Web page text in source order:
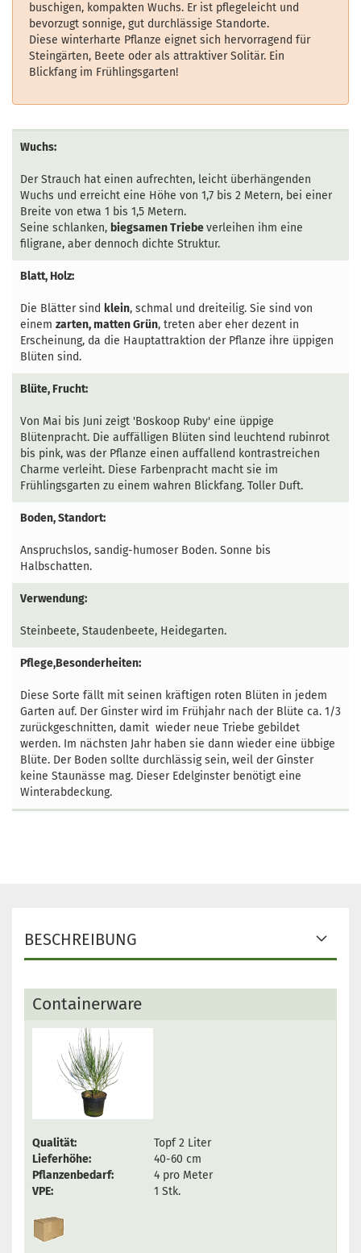
buschigen, kompakten Wuchs. Er ist pflegeleicht und
bevorzugt sonnige, gut durchlässige Standorte.
Diese winterharte Pflanze eignet sich hervorragend für
Steingärten, Beete oder als attraktiver Solitär. Ein
Blickfang im Frühlingsgarten!
Wuchs:
Der Strauch hat einen aufrechten, leicht überhängenden
Wuchs und erreicht eine Höhe von 1,7 bis 2 Metern, bei einer
Breite von etwa 1 bis 1,5 Metern.
Seine schlanken, biegsamen Triebeverleihen ihm eine
filigrane, aber dennoch dichte Struktur.
Blatt, Holz:
Die Blätter sind klein, schmal und dreiteilig. Sie sind von
einem zarten, matten Grün, treten aber eher dezent in
Erscheinung, da die Hauptattraktion der Pflanze ihre üppigen
Blüten sind.
Blüte, Frucht:
Von Mai bis Juni zeigt 'Boskoop Ruby' eine üppige
Blütenpracht. Die auffälligen Blüten sind leuchtend rubinrot
bis pink, was der Pflanze einen auffallend kontrastreichen
Charme verleiht. Diese Farbenpracht macht sie im
Frühlingsgarten zu einem wahren Blickfang. Toller Duft.
Boden, Standort:
Anspruchslos, sandig-humoser Boden. Sonne bis
Halbschatten.
Verwendung:
Steinbeete, Staudenbeete, Heidegarten.
Pflege,Besonderheiten:
Diese Sorte fällt mit seinen kräftigen roten Blüten in jedem
Garten auf. Der Ginster wird im Frühjahr nach der Blüte ca. 1/3
zurückgeschnitten, damit wieder neue Triebe gebildet
werden. Im nächsten Jahr haben sie dann wieder eine übbige
Blüte. Der Boden sollte durchlässig sein, weil der Ginster
keine Staunässe mag. Dieser Edelginster benötigt eine
Winterabdeckung.
BESCHREIBUNG
Containerware
Qualität:
Topf 2 Liter
Lieferhöhe:
40-60 cm
Pflanzenbedarf:
4 pro Meter
VPE:
1 Stk.